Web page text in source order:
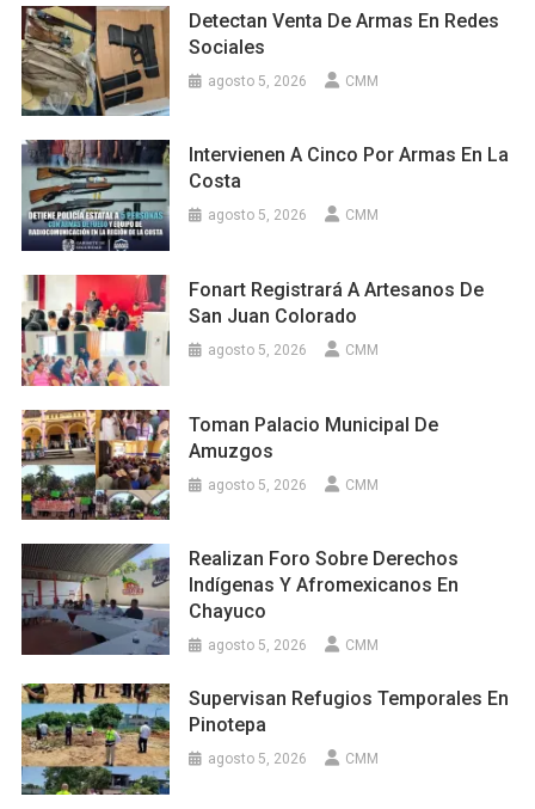
Detectan Venta De Armas En Redes
Sociales
agosto 5, 2026 CMM
Intervienen A Cinco Por Armas En La
Costa
agosto 5, 2026 CMM
Fonart Registrará A Artesanos De
San Juan Colorado
agosto 5, 2026 CMM
Toman Palacio Municipal De
Amuzgos
agosto 5, 2026 CMM
Realizan Foro Sobre Derechos
Indígenas Y Afromexicanos En
Chayuco
agosto 5, 2026 CMM
Supervisan Refugios Temporales En
Pinotepa
agosto 5, 2026 CMM